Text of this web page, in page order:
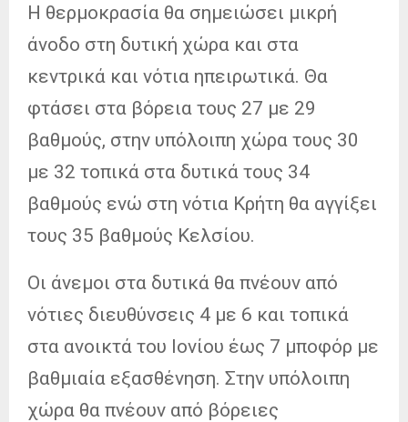
Η θερμοκρασία θα σημειώσει μικρή
άνοδο στη δυτική χώρα και στα
κεντρικά και νότια ηπειρωτικά. Θα
φτάσει στα βόρεια τους 27 με 29
βαθμούς, στην υπόλοιπη χώρα τους 30
με 32 τοπικά στα δυτικά τους 34
βαθμούς ενώ στη νότια Κρήτη θα αγγίξει
τους 35 βαθμούς Κελσίου.
Οι άνεμοι στα δυτικά θα πνέουν από
νότιες διευθύνσεις 4 με 6 και τοπικά
στα ανοικτά του Ιονίου έως 7 μποφόρ με
βαθμιαία εξασθένηση. Στην υπόλοιπη
χώρα θα πνέουν από βόρειες